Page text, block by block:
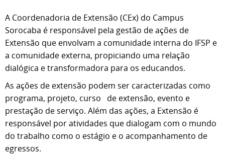
A Coordenadoria de Extensão (CEx) do Campus
Sorocaba é responsável pela gestão de ações de
Extensão que envolvam a comunidade interna do IFSP e
a comunidade externa, propiciando uma relação
dialógica e transformadora para os educandos.
As ações de extensão podem ser caracterizadas como
programa, projeto, curso de extensão, evento e
prestação de serviço. Além das ações, a Extensão é
responsável por atividades que dialogam com o mundo
do trabalho como o estágio e o acompanhamento de
egressos.